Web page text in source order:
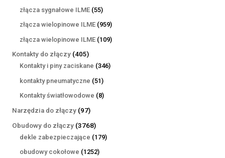
złącza sygnałowe ILME 5555
produktów
złącza wielopinowe ILME 959959
produktów
złącza wielopinowe ILME 109109
Kontakty do złączy 405405
produktów
Kontakty i piny zaciskane 346346
kontakty pneumatyczne 5151
produktów
Kontakty światłowodowe 88
Narzędzia do złączy 9797
produktów
Obudowy do złączy 37683768
produktów
dekle zabezpieczające 179179
obudowy cokołowe 12521252